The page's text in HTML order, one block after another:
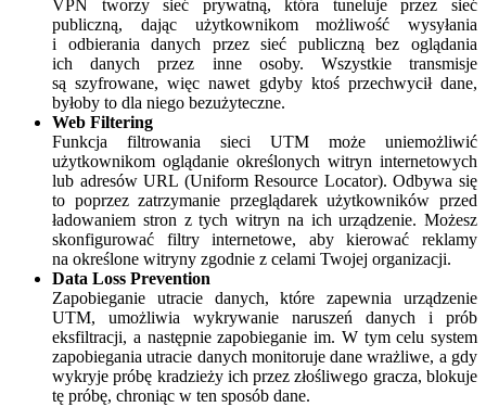
VPN tworzy sieć prywatną, która tuneluje przez sieć
publiczną, dając użytkownikom możliwość wysyłania
i odbierania danych przez sieć publiczną bez oglądania
ich danych przez inne osoby. Wszystkie transmisje
są szyfrowane, więc nawet gdyby ktoś przechwycił dane,
byłoby to dla niego bezużyteczne.
Web Filtering
Funkcja filtrowania sieci UTM może uniemożliwić
użytkownikom oglądanie określonych witryn internetowych
lub adresów URL (Uniform Resource Locator). Odbywa się
to poprzez zatrzymanie przeglądarek użytkowników przed
ładowaniem stron z tych witryn na ich urządzenie. Możesz
skonfigurować filtry internetowe, aby kierować reklamy
na określone witryny zgodnie z celami Twojej organizacji.
Data Loss Prevention
Zapobieganie utracie danych, które zapewnia urządzenie
UTM, umożliwia wykrywanie naruszeń danych i prób
eksfiltracji, a następnie zapobieganie im. W tym celu system
zapobiegania utracie danych monitoruje dane wrażliwe, a gdy
wykryje próbę kradzieży ich przez złośliwego gracza, blokuje
tę próbę, chroniąc w ten sposób dane.